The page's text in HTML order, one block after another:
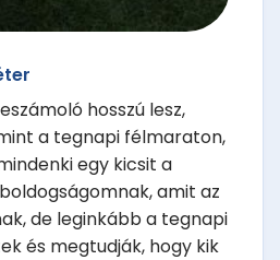
hosszú lesz,
a tegnapi félmaraton,
egy kicsit a
amit az
de leginkább a tegnapi
és megtudják, hogy kik